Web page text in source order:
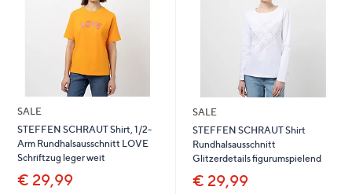
SALE
STEFFEN SCHRAUT Shirt, 1/2-
Arm Rundhalsausschnitt LOVE
Schriftzug leger weit
€ 29,99
SALE
STEFFEN SCHRAUT Shirt
Rundhalsausschnitt
Glitzerdetails figurumspielend
€ 29,99